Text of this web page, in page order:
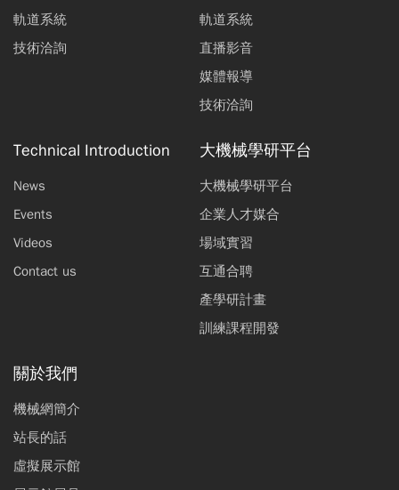
軌道系統
技術洽詢
軌道系統
直播影音
媒體報導
技術洽詢
Technical Introduction
News
Events
Videos
Contact us
大機械學研平台
大機械學研平台
企業人才媒合
場域實習
互通合聘
產學研計畫
訓練課程開發
關於我們
機械網簡介
站長的話
虛擬展示館